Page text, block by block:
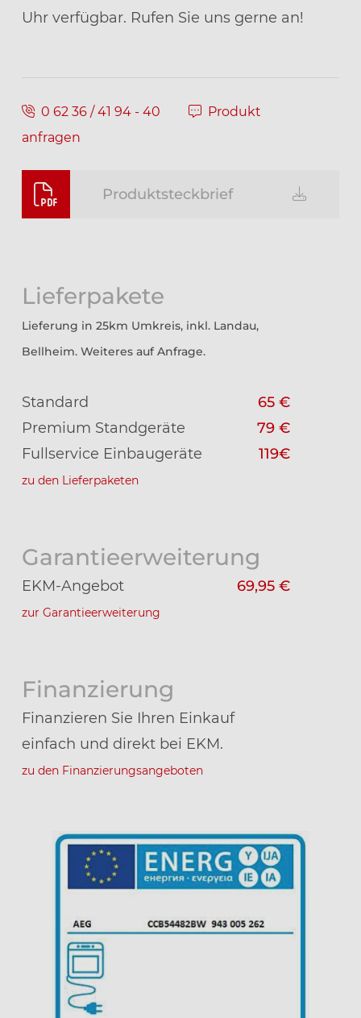
Uhr verfügbar. Rufen Sie uns gerne an!
0 62 36 / 41 94 - 40
Produkt
anfragen
Produktsteckbrief
Lieferpakete
Lieferung in 25km Umkreis, inkl. Landau,
Bellheim. Weiteres auf Anfrage.
Standard
65 €
Premium Standgeräte
79 €
Fullservice Einbaugeräte
119€
zu den Lieferpaketen
Garantieerweiterung
EKM-Angebot 69,95 €
zur Garantieerweiterung
Finanzierung
Finanzieren Sie Ihren Einkauf
einfach und direkt bei EKM.
zu den Finanzierungsangeboten